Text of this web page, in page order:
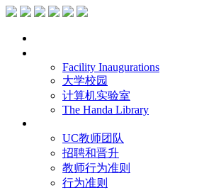
Facility Inaugurations
大学校园
计算机实验室
The Handa Library
UC教师团队
招聘和晋升
教师行为准则
行为准则